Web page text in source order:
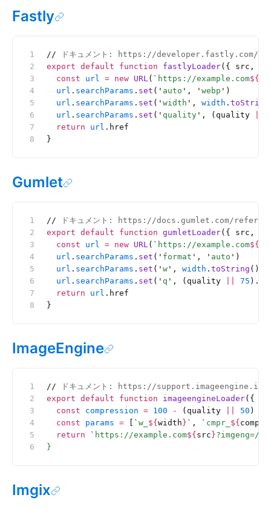
Fastly
// ドキュメント: https://developer.fastly.com/
export default function fastlyLoader({ src,
  const
url = new URL( ` https://example.com${
  url
. searchParams . set ( ' auto ' , ' webp ' )
  url
. searchParams . set ( ' width ' , width . toString
  url
. searchParams . set ( ' quality ' , (quality
  return
url .href
}
Gumlet
// ドキュメント: https://docs.gumlet.com/
export default function gumletLoader({ src,
  const
url = new URL( ` https://example.com${
  url
. searchParams . set ( ' format ' , ' auto ' )
  url
. searchParams . set ( ' w ' , width . toString ())
  url
. searchParams . set ( ' q ' , (quality 75 ).
  return
url .href
}
ImageEngine
// ドキュメント: https://
export default function imageengineLoader({
  const
compression = 100 - (quality 50 )
  const
params = ` w_ ${ width } ` , ` cmpr_ ${
  return
` https://example.com${ src }?imgeng=/
}
Imgix